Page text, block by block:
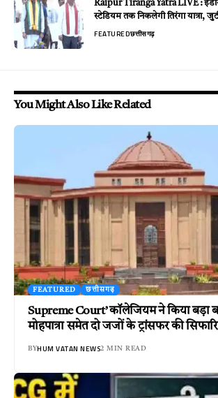
Raipur Tiranga Yatra LIVE :
स्टेडियम तक निकलेगी तिरंगा यात्रा,
FEATUREDछत्तीसगढ़
You Might Also Like Related
FEATURED छत्तीसगढ़
Supreme Court’ कॉलेजियम ने किया बड़ा
मोहपात्रा समेत दो जजों के ट्रांसफर की
BYHUM VATAN NEWS2 MIN READ